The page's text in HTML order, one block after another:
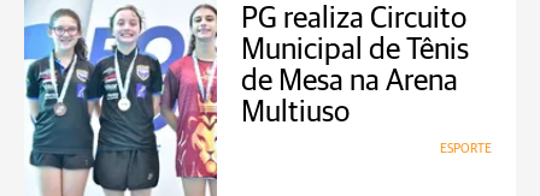
PG realiza Circuito
Municipal de Tênis
de Mesa na Arena
Multiuso
ESPORTE